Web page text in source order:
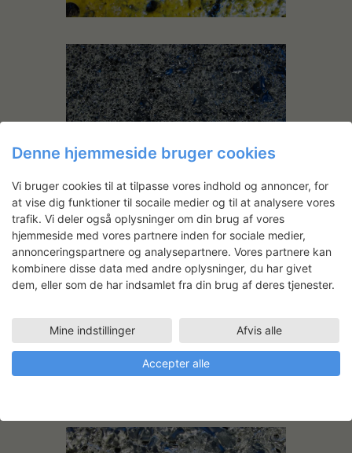
Denne hjemmeside bruger cookies
Vi bruger cookies til at tilpasse vores indhold og annoncer, for
at vise dig funktioner til socaile medier og til at analysere vores
trafik. Vi deler også oplysninger om din brug af vores
hjemmeside med vores partnere inden for sociale medier,
annonceringspartnere og analysepartnere. Vores partnere kan
kombinere disse data med andre oplysninger, du har givet
dem, eller som de har indsamlet fra din brug af deres tjenester.
Mine indstillinger Afvis alle
Accepter alle